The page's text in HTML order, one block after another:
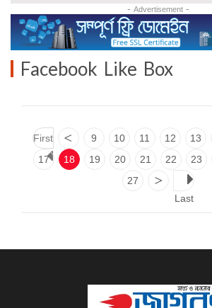
- Advertisement -
Facebook Like Box
First < 9 10 11 12 13
17
18 19 20 21 22 23
27
>
Last